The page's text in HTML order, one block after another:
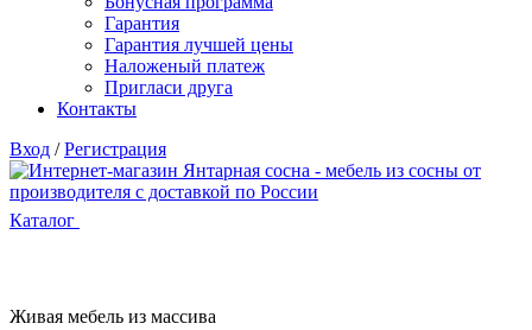
Гарантия
Гарантия лучшей цены
Наложеный платеж
Пригласи друга
Контакты
Вход / Регистрация
Каталог
Живая мебель из массива